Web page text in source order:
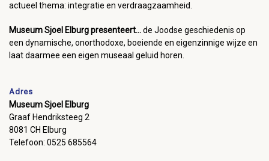
actueel thema: integratie en verdraagzaamheid.
Museum Sjoel Elburg presenteert...de Joodse geschiedenis op
een dynamische, onorthodoxe, boeiende en eigenzinnige wijze en
laat daarmee een eigen museaal geluid horen.
Adres
Museum Sjoel Elburg
Graaf Hendriksteeg 2
8081 CH Elburg
Telefoon: 0525 685564